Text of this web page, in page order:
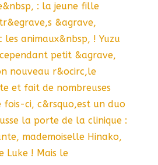
: la jeune fille
&agrave,
les animaux&nbsp, ! Yuzu
petit &agrave,
nouveau r&ocirc,le
et fait de nombreuses
fois-ci, c&rsquo,est un duo
la porte de la clinique :
mademoiselle Hinako,
Luke ! Mais le